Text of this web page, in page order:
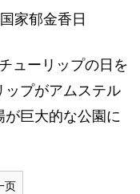
ューリップの日を
ップがアムステル
が巨大的な公園に
页